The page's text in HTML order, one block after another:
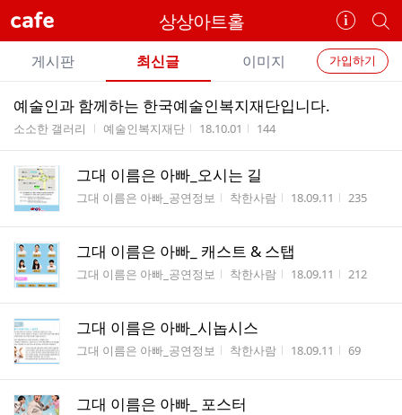
cafe 상상아트홀
카
페
정
보
개
별
카
페
카
페
메
가입하기
게시판 최신글 이미지
전
체
글
리
예술인과 함께하는 한국예술인복지재단입니다.
게시판명
소소한 갤러리 작성자
예술인복지재단 작성시간
18.10.01 조회수
144
그대 이름은 아빠_오시는 길
게시판명
그대 이름은 아빠_공연정보 작성자
착한사람 작성시간
18.09.11 조회수
235
그대 이름은 아빠_ 캐스트 & 스탭
게시판명
그대 이름은 아빠_공연정보 작성자
착한사람 작성시간
18.09.11 조회수
212
그대 이름은 아빠_시놉시스
게시판명
그대 이름은 아빠_공연정보 작성자
착한사람 작성시간
18.09.11 조회수
69
그대 이름은 아빠_ 포스터